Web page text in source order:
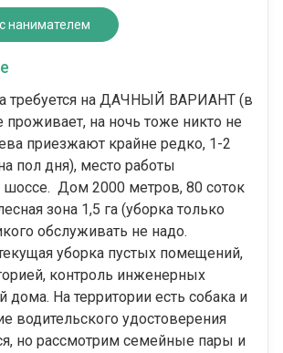
нанимателем
требуется на ДАЧНЫЙ ВАРИАНТ (в
проживает, на ночь тоже никто не
приезжают крайне редко, 1-2
пол дня), место работы
Дом 2000 метров, 80 соток
зона 1,5 га (уборка только
обслуживать не надо.
уборка пустых помещений,
контроль инженерных
дома. На территории есть собака и
водительского удостоверения
но рассмотрим семейные пары и